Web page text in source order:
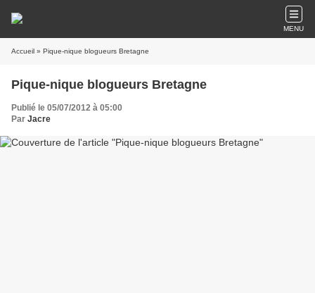
MENU
Accueil » Pique-nique blogueurs Bretagne
Pique-nique blogueurs Bretagne
Publié le 05/07/2012 à 05:00
Par Jacre